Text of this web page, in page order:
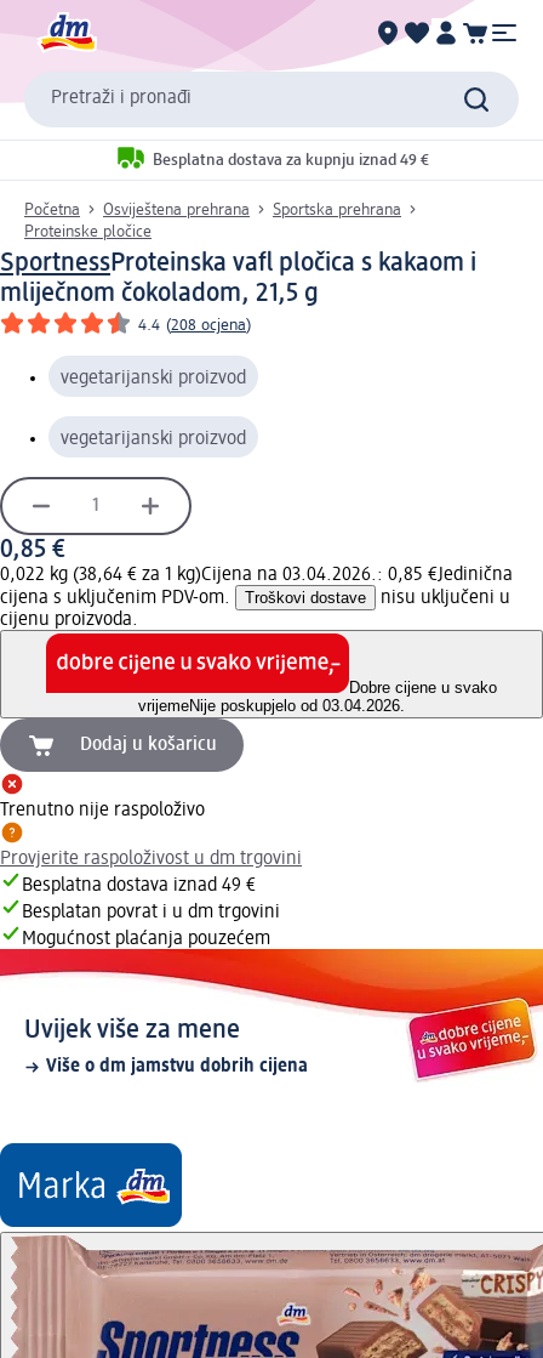
Pretraži i pronađi
Besplatna dostava za kupnju iznad 49 €
Početna Osviještena prehrana
Sportska prehrana
Proteinske pločice
SportnessProteinska vafl pločica s kakaom i
mliječnom čokoladom, 21,5 g
4.4 (208 ocjena)
vegetarijanski proizvod
vegetarijanski proizvod
0,85 €
0,022 kg (38,64 € za 1 kg)Cijena na 03.04.2026.: 0,85 €Jedinična
cijena s uključenim PDV-om.
Troškovi dostave
nisu uključeni u
cijenu proizvoda.
Dobre cijene u svako
vrijemeNije poskupjelo od 03.04.2026.
Dodaj u košaricu
Trenutno nije raspoloživo
Provjerite raspoloživost u dm trgovini
Besplatna dostava iznad 49 €
Besplatan povrat i u dm trgovini
Mogućnost plaćanja pouzećem
Uvijek više za mene
Više o dm jamstvu dobrih cijena